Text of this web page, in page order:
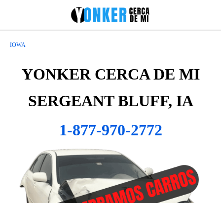
IOWA
YONKER CERCA DE MI
SERGEANT BLUFF, IA
1-877-970-2772